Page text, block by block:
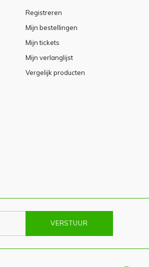
Registreren
Mijn bestellingen
Mijn tickets
Mijn verlanglijst
Vergelijk producten
VERSTUUR